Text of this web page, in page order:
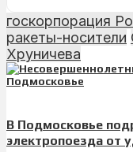
госкорпорация
ракеты-носители
Хруничева
В Подмосковье
электропоезда от